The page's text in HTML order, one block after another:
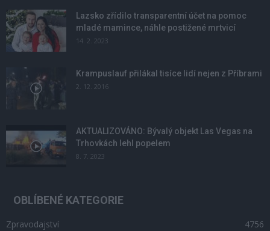
Lazsko zřídilo transparentní účet na pomoc
mladé mamince, náhle postižené mrtvicí
14. 2. 2023
Krampuslauf přilákal tisíce lidí nejen z Příbrami
2. 12. 2016
AKTUALIZOVÁNO: Bývalý objekt Las Vegas na
Trhovkách lehl popelem
8. 7. 2023
OBLÍBENÉ KATEGORIE
Zpravodajství
4756